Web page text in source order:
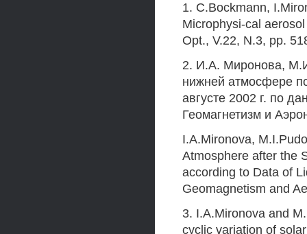
1. C.Bockmann,
Microphysi-cal
Opt., V.22, N.3, pp.
2. И.А. Миронова,
нижней атмосфере
августе 2002 г. по
Геомагнетизм и
I.A.Mironova,
Atmosphere after the
according to Data of
Geomagnetism and
3. I.A.Mironova and
cyclic variation of